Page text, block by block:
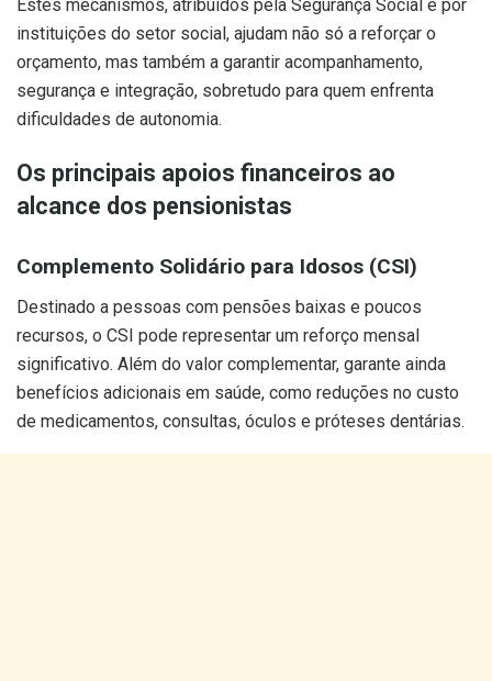
Estes mecanismos, atribuídos pela Segurança Social e por
instituições do setor social, ajudam não só a reforçar o
orçamento, mas também a garantir acompanhamento,
segurança e integração, sobretudo para quem enfrenta
dificuldades de autonomia.
Os principais apoios financeiros ao
alcance dos pensionistas
Complemento Solidário para Idosos (CSI)
Destinado a pessoas com pensões baixas e poucos
recursos, o CSI pode representar um reforço mensal
significativo. Além do valor complementar, garante ainda
benefícios adicionais em saúde, como reduções no custo
de medicamentos, consultas, óculos e próteses dentárias.